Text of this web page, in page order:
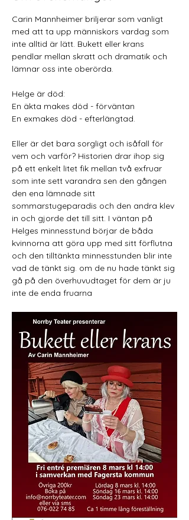
Carin Mannheimer briljerar som vanligt
med att ta upp människors vardag som
inte alltid är lätt. Bukett eller krans
pendlar mellan skratt och dramatik och
lämnar oss inte oberörda.
Helge är död:
En äkta makes död - förväntan
En exmakes död - efterlängtad.
Eller är det bara sorgligt och isåfall för
vem och varför? Historien drar ihop sig
på ett enkelt litet fik mellan två exfruar
som inte sett varandra sen den gången
den ena lämnade sitt
sommarstugeparadis och den andra klev
in och gjorde det till sitt. I väntan på
Helges minnesstund börjar de båda
kvinnorna att göra upp med sitt förflutna
och den tilltänkta minnesstunden blir inte
vad de tänkt sig. om de nu hade tänkt sig
gå på den överhuvudtaget för dem är ju
inte de enda fruarna